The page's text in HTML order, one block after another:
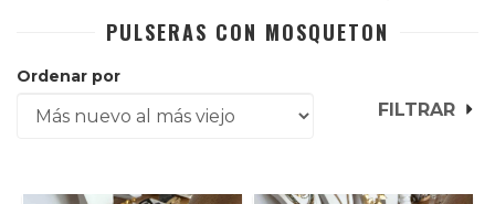
PULSERAS CON MOSQUETON
Ordenar por
FILTRAR